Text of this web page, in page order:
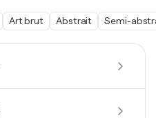
Art brut Abstrait Semi-